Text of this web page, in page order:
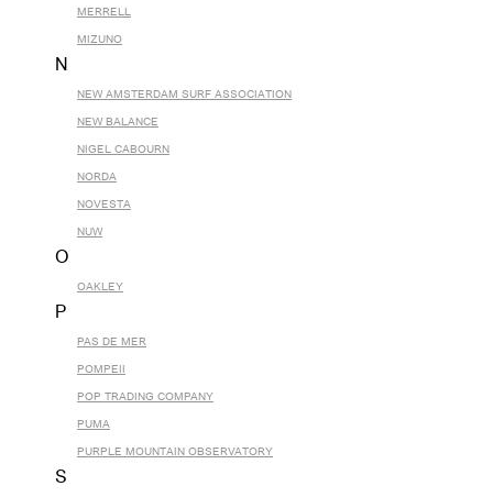
MERRELL
MIZUNO
N
NEW AMSTERDAM SURF ASSOCIATION
NEW BALANCE
NIGEL CABOURN
NORDA
NOVESTA
NUW
O
OAKLEY
P
PAS DE MER
POMPEII
POP TRADING COMPANY
PUMA
PURPLE MOUNTAIN OBSERVATORY
S